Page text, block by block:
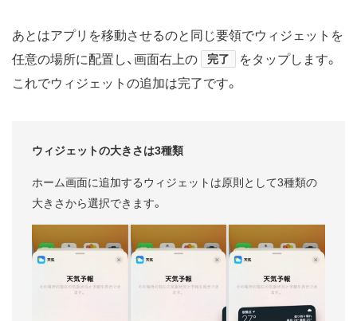
あとはアプリを移動させるのと同じ要領でウィジェットを
任意の場所に配置し、画面右上の
完了
をタップします。
これでウィジェットの追加は完了です。
ウィジェットの大きさは3種類
ホーム画面に追加するウィジェットは原則として3種類の
大きさから選択できます。